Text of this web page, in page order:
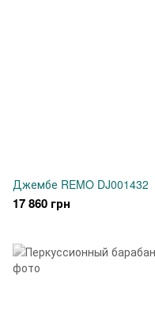
Джембе REMO DJ001432
17 860 грн